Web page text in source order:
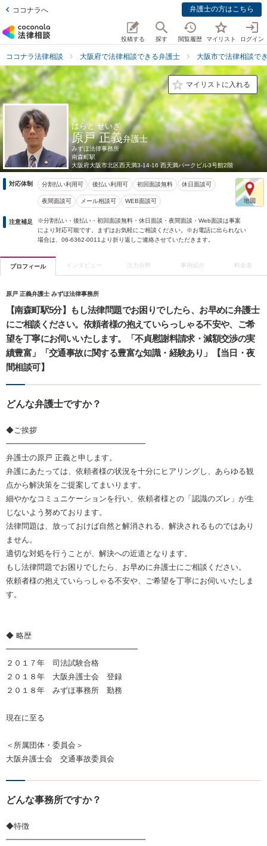
ココナラへ 弁護士の方はこちら
投稿する 探す 閲覧履歴 マイリスト ログイン
ココナラ法律相談 大阪府で法律相談できる弁護士 大阪市で法律相談で
マイリストに入れる
はらと せいぎ
原戸 正義弁護士
みずほ法律事務所
南森町駅
大阪府大阪市北区西天満3-14-16 西天満パークビル3号館2階
対応体制 分割払い利用可 後払い利用可 初回面談無料 休日面談可
夜間面談可 メール相談可 WEB面談可
注意補足
※分割払い・後払い・初回面談無料・休日面談・夜間面談・Web面談は事案
により対応可能です。まずはお気軽にご相談ください。※お電話に出られない
場合は、06-6362-0011より折り返しご連絡させていただきます。
プロフィール インタビュー 注力分野 事例紹介 料金表
原戸 正義弁護士 みずほ法律事務所
【南森町駅5分】もし法律問題でお困りでしたら、お早めに弁護士
にご相談ください。依頼者様の抱えていらっしゃる不安や、ご希
望を丁寧にお伺いいたします。「不貞慰謝料請求・減額交渉の実
績豊富」「交通事故に関する豊富な知識・経験あり」【当日・夜
間相談可】
どんな弁護士ですか？
◆ご挨拶
━━━━━━━━━━━━━━━━━━
弁護士の原戸 正義と申します。
弁護にあたっては、依頼者様の状況を十分にヒアリングし、あらゆる観
点から解決策をご提案してまいります。
細やかなコミュニケーションを行い、依頼者様との「認識のズレ」が生
じないよう努めております。
法律問題は、放っておけば自然と解消される、解決されるものではあり
ません。
適切な対処を行うことが、解決への近道となります。
もし法律問題でお困りでしたら、お早めに弁護士にご相談ください。
依頼者様の抱えていらっしゃる不安や、ご希望を丁寧にお伺いいたしま
す。
◆ 略歴
━━━━━━━━━━━━━━━━━
２０１７年 司法試験合格
２０１８年 大阪弁護士会 登録
２０１８年 みずほ事務所 勤務
現在に至る
＜所属団体・委員会＞
大阪弁護士会 交通事故委員会
どんな事務所ですか？
◆特徴
━━━━━━━━━━━━━━━━━━